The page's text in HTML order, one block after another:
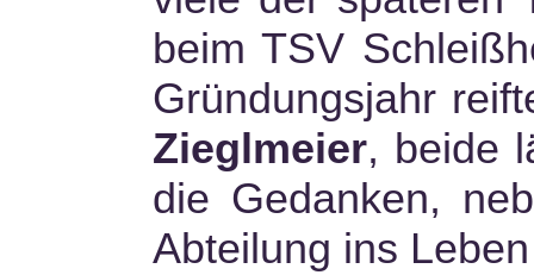
beim TSV
Gründungsjahr
Zieglmeier, beide
die Gedanken,
Abteilung ins